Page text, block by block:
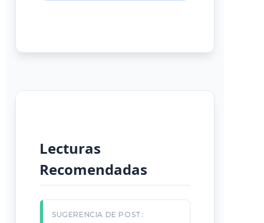
Lecturas
Recomendadas
SUGERENCIA DE POST: